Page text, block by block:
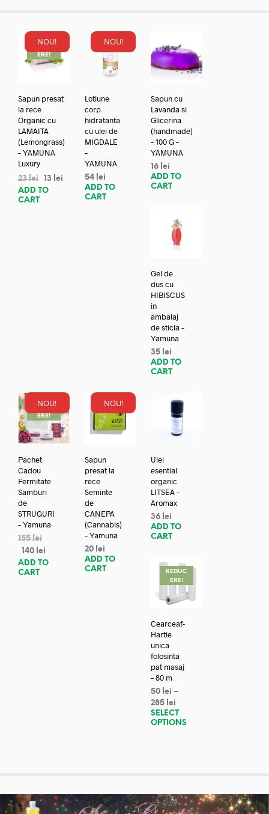
NOU!
REDUC
ERE!
Sapun presat
la rece
Organic cu
LAMAITA
(Lemongrass)
– YAMUNA
Luxury
23lei 13
lei
ADD TO
CART
NOU!
Lotiune
corp
hidratanta
cu ulei de
MIGDALE
–
YAMUNA
54 lei
ADD TO
CART
Sapun cu
Lavanda si
Glicerina
(handmade)
– 100 G –
YAMUNA
16 lei
ADD TO
CART
Gel de
dus cu
HIBISCUS
in
ambalaj
de sticla –
Yamuna
35 lei
ADD TO
CART
NOU!
REDUC
ERE!
Pachet
Cadou
Fermitate
Samburi
de
STRUGURI
– Yamuna
155lei
140 lei
ADD TO
CART
NOU!
Sapun
presat la
rece
Seminte
de
CANEPA
(Cannabis)
– Yamuna
20 lei
ADD TO
CART
Ulei
esential
organic
LITSEA –
Aromax
36 lei
ADD TO
CART
REDUC
ERE!
Cearceaf-
Hartie
unica
folosinta
pat masaj
– 80 m
50 lei –
285 lei
SELECT
OPTIONS